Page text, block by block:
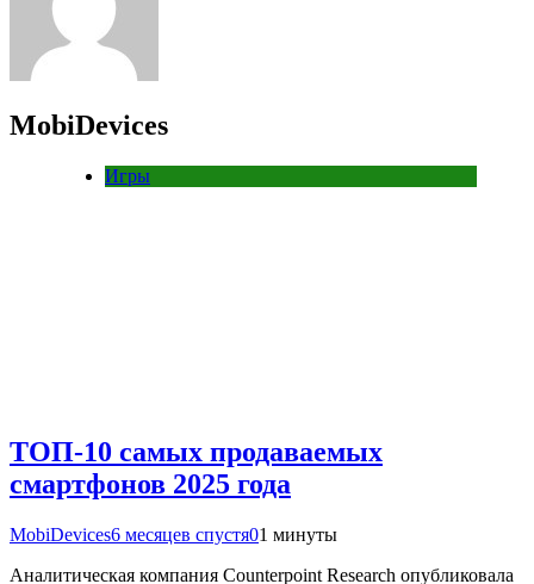
MobiDevices
Игры
ТОП-10 самых продаваемых
смартфонов 2025 года
MobiDevices6 месяцев спустя01 минуты
Аналитическая компания Counterpoint Research опубликовала